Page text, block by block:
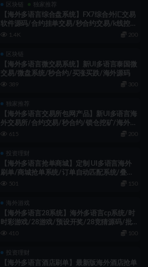
区块链 独家推荐
【海外多语言综合盘系统】FX7综合外汇交易
软件源码/合约挂单交易/秒合约交易/k线控/
海外源码/综合盘交易所/外汇
1.4K 200
区块链
【海外多语言微交易系统】新UI多语言泰国微
交易/微盘系统/秒合约/买涨买跌/海外源码
389 300
独家推荐
【海外多语言交易所包网产品】新UI多语言海
外交易所/合约交易/秒合约/锁仓挖矿/海外源
码（包网产品）
615 200
投资理财
【海外多语言抢单商城】定制 UI多语言海外
刷单/商城抢单系统/订单自动匹配系统/叠加
组/打针福利单/海外源码
501 150
海外游戏
【海外多语言28系统】海外多语言cp系统/时
时彩游戏/28游戏/预设开奖/28竞猜源码/批
量预设开奖/海外源码
410 100
投资理财
【海外多语言酒店刷单】最新版海外酒店抢单